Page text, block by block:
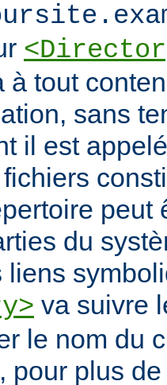
à tout
sans
il est
peut
du
liens
va suivre
le nom du
pour plus